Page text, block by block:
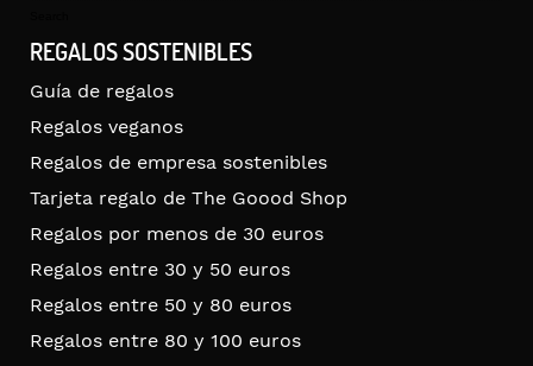
REGALOS SOSTENIBLES
Guía de regalos
Regalos veganos
Regalos de empresa sostenibles
Tarjeta regalo de The Goood Shop
Regalos por menos de 30 euros
Regalos entre 30 y 50 euros
Regalos entre 50 y 80 euros
Regalos entre 80 y 100 euros